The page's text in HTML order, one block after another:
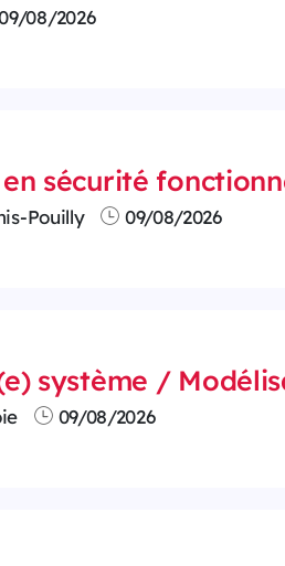
08/2026
sécurité
Pouilly 09/08/2026
système /
09/08/2026